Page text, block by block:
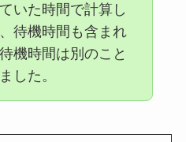
いた時間で計算し
待機時間も含まれ
機時間は別のこと
した。